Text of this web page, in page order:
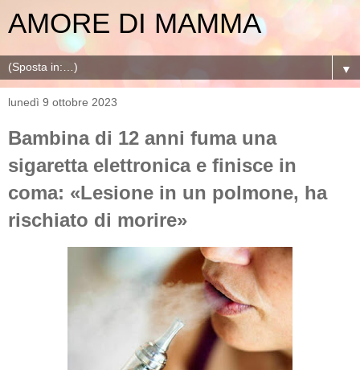
AMORE DI MAMMA
▼
lunedì 9 ottobre 2023
Bambina di 12 anni fuma una
sigaretta elettronica e finisce in
coma: «Lesione in un polmone, ha
rischiato di morire»